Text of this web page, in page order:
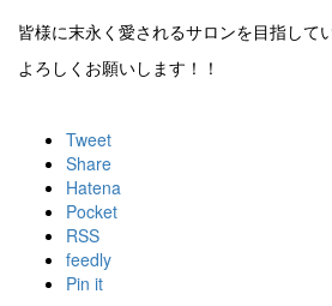
皆様に末永く愛されるサロンを目指して
よろしくお願いします！！
Tweet
Share
Hatena
Pocket
RSS
feedly
Pin it